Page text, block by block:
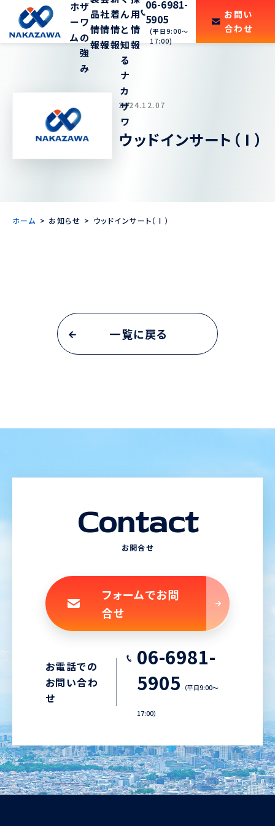
ホ
ー
ム
ザ
ワ
の
強
み
品
情
報
社
情
報
着
情
報
ん
と
知
る
ナ
カ
ザ
ワ
用
情
報
06-6981-
5905
(平日9:00〜
17:00)
お問い
合わせ
2024.12.07
ウッドインサート（ I ）
ホーム お知らせ ウッドインサート（ I ）
一覧に戻る
Contact
お問合せ
フォームでお問
合せ
お電話での
お問い合わ
せ
06-6981-
5905 （平日9:00〜
17:00）